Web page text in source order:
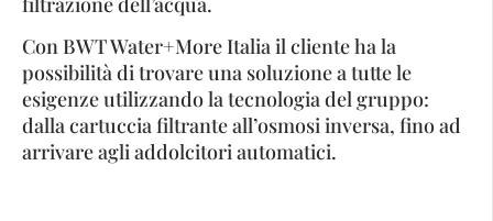
Con BWT Water+More Italia il cliente ha la
possibilità di trovare una soluzione a tutte le
esigenze utilizzando la tecnologia del gruppo:
dalla cartuccia filtrante all’osmosi inversa, fino ad
arrivare agli addolcitori automatici.